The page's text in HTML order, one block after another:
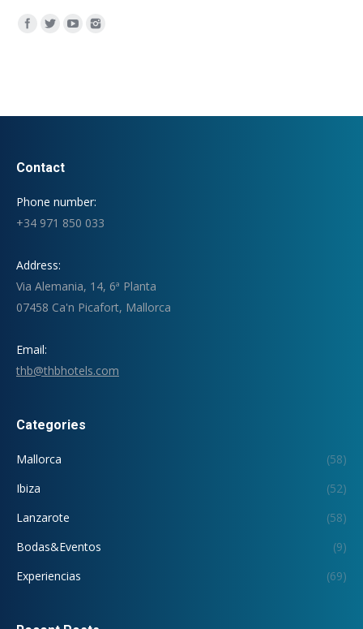
Encuéntranos en:
Contact
Phone number:
+34 971 850 033
Address:
Via Alemania, 14, 6ª Planta
07458 Ca'n Picafort, Mallorca
Email:
thb@thbhotels.com
Categories
Mallorca
(58)
Ibiza
(52)
Lanzarote
(58)
Bodas&Eventos
(9)
Experiencias
(69)